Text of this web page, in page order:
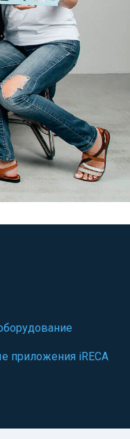
приложения iRECA